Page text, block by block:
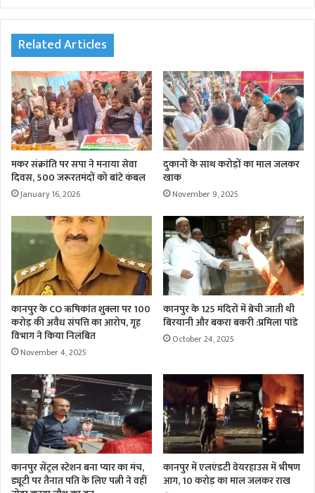
te
Related Articles
मकर संक्रांति पर सपा ने मनाया सेवा
दिवस, 500 जरूरतमंदों को बांटे कंबल
January 16, 2026
दुकानों के साथ करोड़ों का माल जलकर
खाक
November 9, 2025
कानपुर के CO ऋषिकांत शुक्ला पर 100
करोड़ की अवैध संपत्ति का आरोप, गृह
विभाग ने किया निलंबित
November 4, 2025
कानपुर के 125 मंदिरों में बेची जाती थी
बिरयानी और बकरा बकरी :प्रमिला पांडे
October 24, 2025
कानपुर सेंट्रल स्टेशन बना प्यार का मंच,
ड्यूटी पर तैनात पति के लिए पत्नी ने वहीं
कानपुर में एलएंडटी वेयरहाउस में भीषण
आग, 10 करोड़ का माल जलकर राख